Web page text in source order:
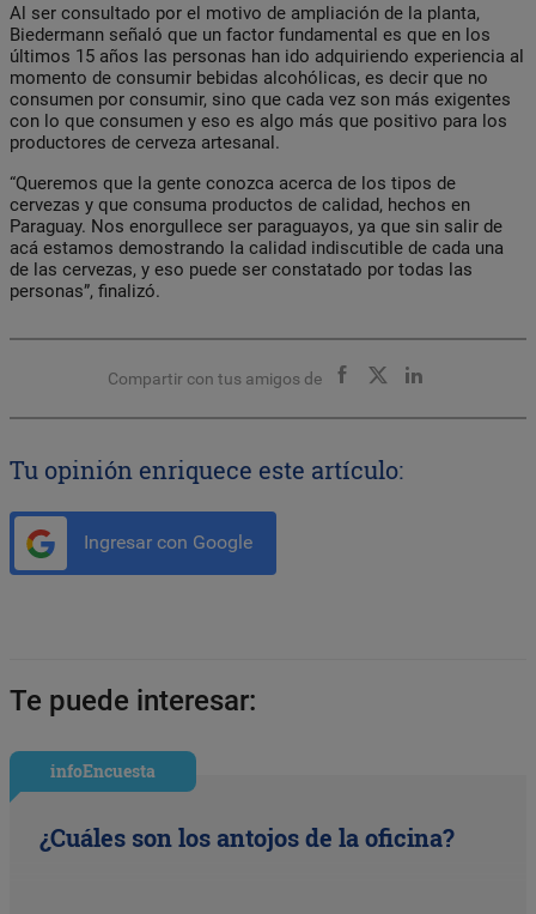
Al ser consultado por el motivo de ampliación de la planta,
Biedermann señaló que un factor fundamental es que en los
últimos 15 años las personas han ido adquiriendo experiencia al
momento de consumir bebidas alcohólicas, es decir que no
consumen por consumir, sino que cada vez son más exigentes
con lo que consumen y eso es algo más que positivo para los
productores de cerveza artesanal.
“Queremos que la gente conozca acerca de los tipos de
cervezas y que consuma productos de calidad, hechos en
Paraguay. Nos enorgullece ser paraguayos, ya que sin salir de
acá estamos demostrando la calidad indiscutible de cada una
de las cervezas, y eso puede ser constatado por todas las
personas”, finalizó.
Compartir con tus amigos de
Tu opinión enriquece este artículo:
Ingresar con Google
Te puede interesar:
infoEncuesta
¿Cuáles son los antojos de la oficina?